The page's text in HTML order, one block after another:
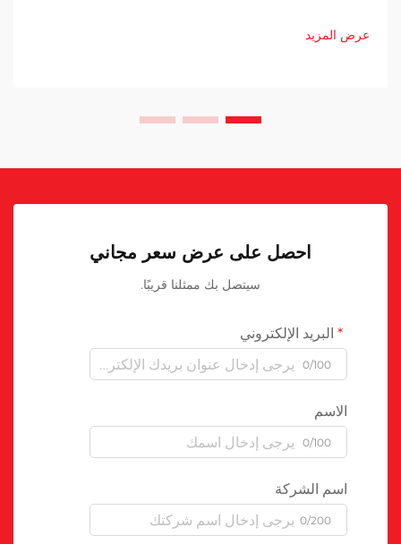
عرض المزيد
احصل على عرض سعر مجاني
سيتصل بك ممثلنا قريبًا.
البريد الإلكتروني
0/100
الاسم
0/100
اسم الشركة
0/200